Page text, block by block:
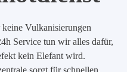
Vulkanisierungen
Service tun wir alles dafür,
kein Elefant wird.
sorgt für schnellen,